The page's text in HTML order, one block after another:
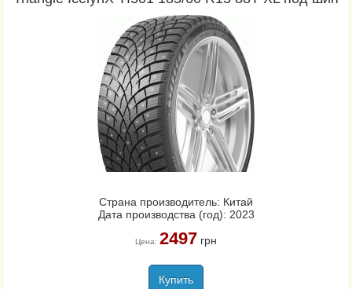
Страна производитель: Китай
Дата производства (год): 2023
Цена: 2497грн
Купить